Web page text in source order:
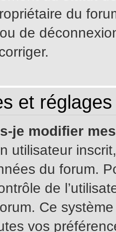
du
de
et
je modifier
utilisateur
du forum.
de
Ce
vos